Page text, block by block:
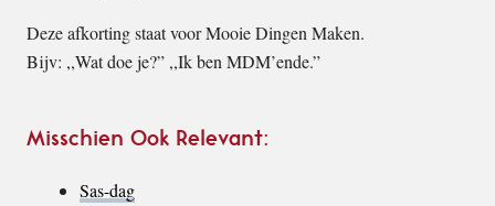
Deze afkorting staat voor Mooie Dingen Maken.
Bijv: ,,Wat doe je?” ,,Ik ben MDM’ende.”
Misschien Ook Relevant:
Sas-dag